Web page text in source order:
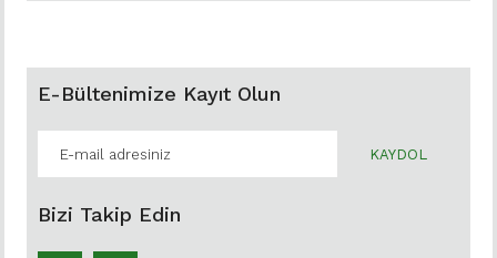
E-Bültenimize Kayıt Olun
KAYDOL
Bizi Takip Edin